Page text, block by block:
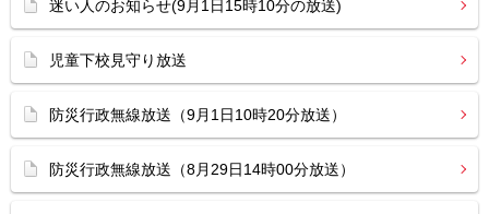
迷い人のお知らせ(9月1日15時10分の放送)
児童下校見守り放送
防災行政無線放送（9月1日10時20分放送）
防災行政無線放送（8月29日14時00分放送）